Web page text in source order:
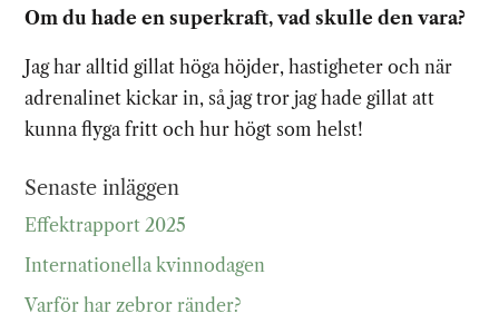
Om du hade en superkraft, vad skulle den vara?
Jag har alltid gillat höga höjder, hastigheter och när
adrenalinet kickar in, så jag tror jag hade gillat att
kunna flyga fritt och hur högt som helst!
Senaste inläggen
Effektrapport 2025
Internationella kvinnodagen
Varför har zebror ränder?